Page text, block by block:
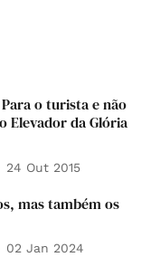
o turista e não
Elevador da Glória
24 Out 2015
mas também os
02 Jan 2024